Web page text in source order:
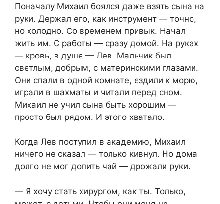
Поначалу Михаил боялся даже взять сына на
руки. Держал его, как инструмент — точно,
но холодно. Со временем привык. Начал
жить им. С работы — сразу домой. На руках
— кровь, в душе — Лев. Мальчик был
светлым, добрым, с материнскими глазами.
Они спали в одной комнате, ездили к морю,
играли в шахматы и читали перед сном.
Михаил не учил сына быть хорошим —
просто был рядом. И этого хватало.
Когда Лев поступил в академию, Михаил
ничего не сказал — только кивнул. Но дома
долго не мог допить чай — дрожали руки.
— Я хочу стать хирургом, как ты. Только,